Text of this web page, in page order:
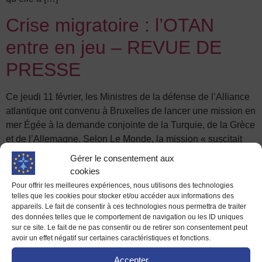
Gérer le consentement aux
cookies
Pour offrir les meilleures expériences, nous utilisons des technologies
telles que les cookies pour stocker et/ou accéder aux informations des
appareils. Le fait de consentir à ces technologies nous permettra de traiter
des données telles que le comportement de navigation ou les ID uniques
sur ce site. Le fait de ne pas consentir ou de retirer son consentement peut
avoir un effet négatif sur certaines caractéristiques et fonctions.
Accepter
Crise migratoire : l’OTAN
entre en jeu – REVUE DE
PRESSE
Ce jeudi 11 février, les Ministres de la défense de l’Alliance
atlantique ont convenu à Bruxelles de lancer une mission en
mer Égée à la demande conjointe de la Turquie, de la Grèce
et de l’Allemagne. Selon Le Monde, la mission « suscitait
quelques interrogations quant à l’implication de militaires
dans un projet visant clairement à ralentir les […]
ERASMUS : Cela n’est pas
qu’une année dans ta vie,
mais une vie dans une